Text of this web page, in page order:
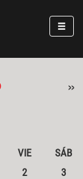
»
VIE
SÁB
2
3